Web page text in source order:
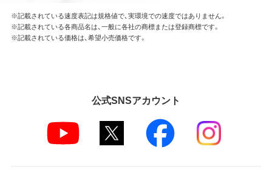
※記載されている速度表記は規格値で、実環境での速度ではありません。
※記載されている各商品名は、一般に各社の商標または登録商標です。
※記載されている価格は、希望小売価格です。
公式SNSアカウント